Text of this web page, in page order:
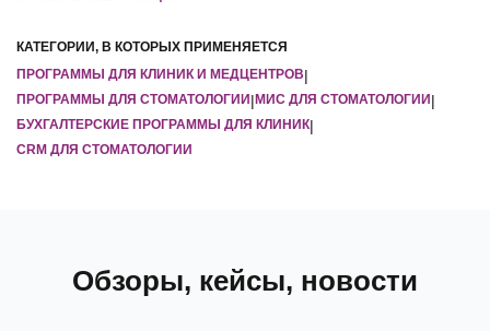
КАТЕГОРИИ, В КОТОРЫХ ПРИМЕНЯЕТСЯ
ПРОГРАММЫ ДЛЯ КЛИНИК И МЕДЦЕНТРОВ|
ПРОГРАММЫ ДЛЯ СТОМАТОЛОГИИ|МИС ДЛЯ СТОМАТОЛОГИИ|
БУХГАЛТЕРСКИЕ ПРОГРАММЫ ДЛЯ КЛИНИК|
CRM ДЛЯ СТОМАТОЛОГИИ
Обзоры, кейсы, новости